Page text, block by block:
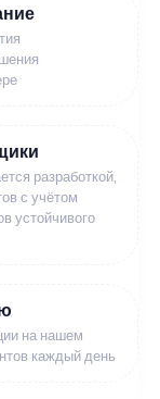
разработкой,
с учётом
устойчивого
на нашем
каждый день